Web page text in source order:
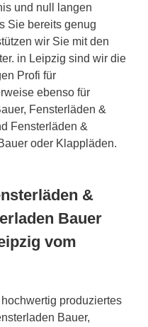
und null langen
Sie bereits genug
wir Sie mit den
in Leipzig sind wir die
Profi für
ebenso für
Fensterläden &
Fensterläden &
oder Klappläden.
&
Bauer
vom
produziertes
Bauer,